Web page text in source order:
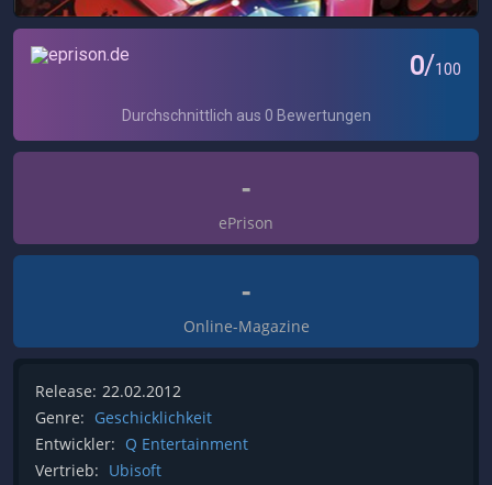
-
ePrison
-
Online-Magazine
Release: 22.02.2012
Genre: Geschicklichkeit
Entwickler: Q Entertainment
Vertrieb: Ubisoft